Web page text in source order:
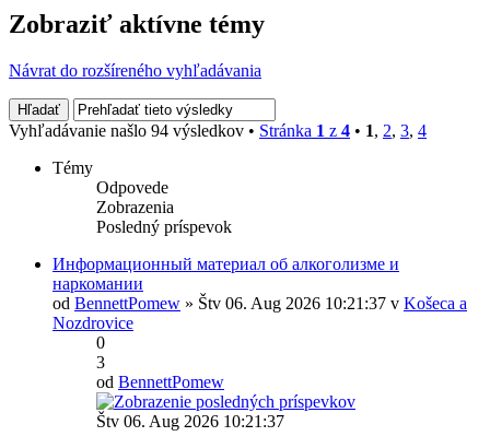
Zobraziť aktívne témy
Návrat do rozšíreného vyhľadávania
Vyhľadávanie našlo 94 výsledkov • Stránka 1 z 4 • 1, 2, 3, 4
Témy
Odpovede
Zobrazenia
Posledný príspevok
Информационный материал об алкоголизме и
наркомании
od BennettPomew » Štv 06. Aug 2026 10:21:37 v Košeca a
Nozdrovice
0
3
od BennettPomew
Štv 06. Aug 2026 10:21:37